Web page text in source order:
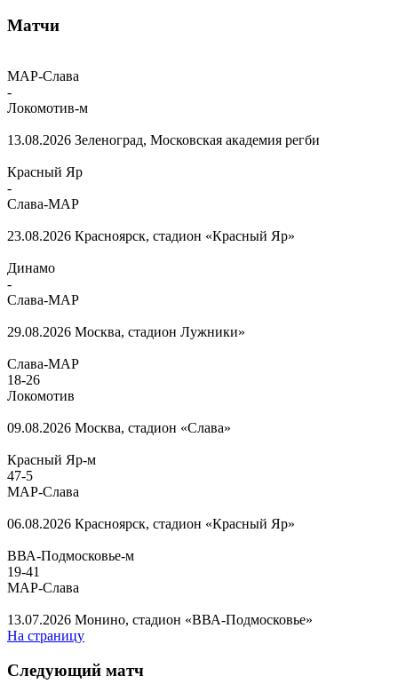
Матчи
МАР-Слава
-
Локомотив-м
13.08.2026 Зеленоград, Московская академия регби
Красный Яр
-
Слава-МАР
23.08.2026 Красноярск, стадион «Красный Яр»
Динамо
-
Слава-МАР
29.08.2026 Москва, стадион Лужники»
Слава-МАР
18-26
Локомотив
09.08.2026 Москва, стадион «Слава»
Красный Яр-м
47-5
МАР-Слава
06.08.2026 Красноярск, стадион «Красный Яр»
ВВА-Подмосковье-м
19-41
МАР-Слава
13.07.2026 Монино, стадион «ВВА-Подмосковье»
На страницу
Следующий матч